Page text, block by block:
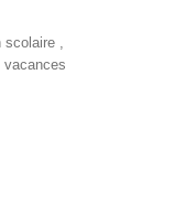
scolaire ,
vacances